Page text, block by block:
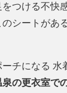
つける不快
シートがあ
チになる 水
の更衣室で